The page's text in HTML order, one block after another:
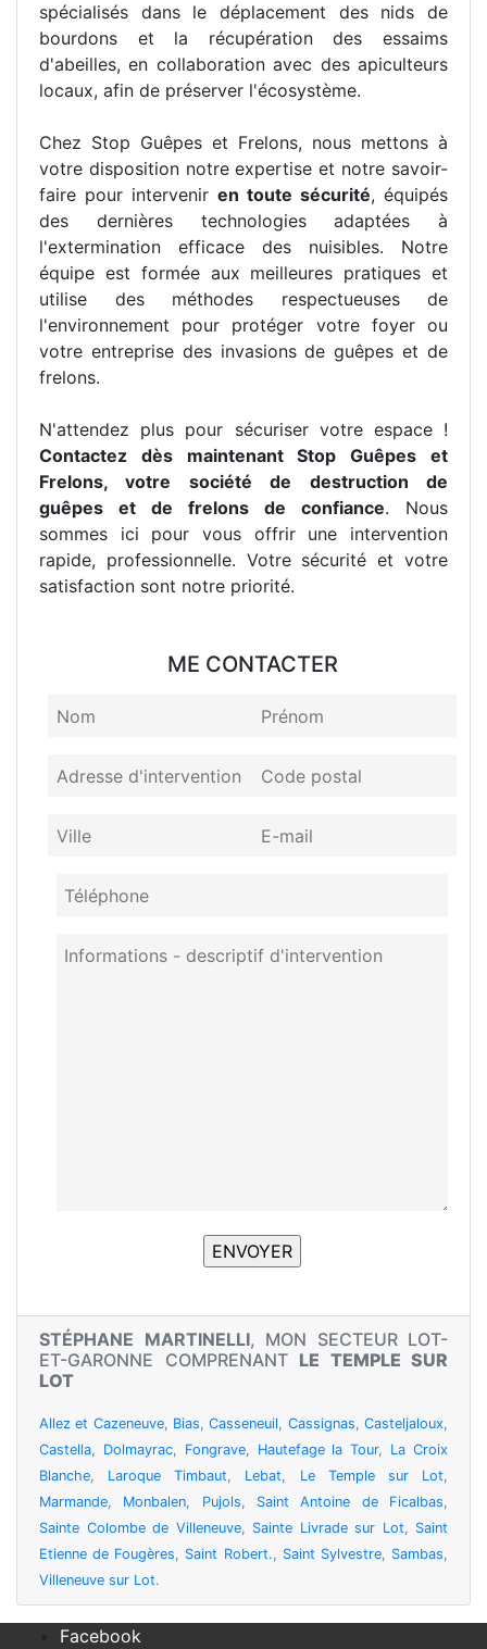
spécialisés dans le déplacement des nids de
bourdons et la récupération des essaims
d'abeilles, en collaboration avec des apiculteurs
locaux, afin de préserver l'écosystème.
Chez Stop Guêpes et Frelons, nous mettons à
votre disposition notre expertise et notre savoir-
faire pour intervenir en toute sécurité, équipés
des dernières technologies adaptées à
l'extermination efficace des nuisibles. Notre
équipe est formée aux meilleures pratiques et
utilise des méthodes respectueuses de
l'environnement pour protéger votre foyer ou
votre entreprise des invasions de guêpes et de
frelons.
N'attendez plus pour sécuriser votre espace !
Contactez dès maintenant Stop Guêpes et
Frelons, votre société de destruction de
guêpes et de frelons de confiance. Nous
sommes ici pour vous offrir une intervention
rapide, professionnelle. Votre sécurité et votre
satisfaction sont notre priorité.
ME CONTACTER
STÉPHANE MARTINELLI, MON SECTEUR LOT-
ET-GARONNE COMPRENANT LE TEMPLE SUR
LOT
Allez et Cazeneuve, Bias,Casseneuil, Cassignas,Casteljaloux,
Castella, Dolmayrac, Fongrave, Hautefage la Tour, La Croix
Blanche, Laroque Timbaut, Lebat, Le Temple sur Lot,
Marmande, Monbalen, Pujols, Saint Antoine de Ficalbas,
Sainte Colombe de Villeneuve, Sainte Livrade sur Lot, Saint
Etienne de Fougères, Saint Robert., Saint Sylvestre, Sambas,
Villeneuve sur Lot.
Facebook